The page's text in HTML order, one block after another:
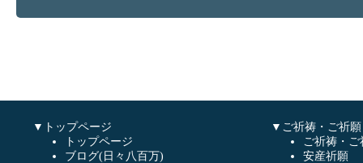
▼トップページ
トップページ
ブログ(日々八百万)
▼ご祈祷・ご祈願
ご祈祷・
安産祈願